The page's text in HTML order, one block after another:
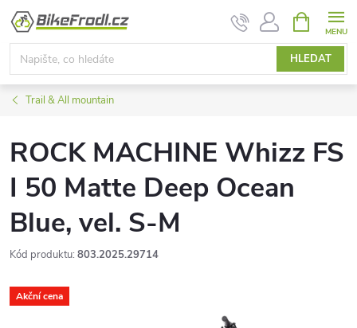
Přejít
obsah
HLEDAT
NÁKUPNÍ
KOŠÍK
Trail & All mountain
ROCK MACHINE Whizz FS
I 50 Matte Deep Ocean
Blue, vel. S-M
Kód produktu: 803.2025.29714
Akční cena